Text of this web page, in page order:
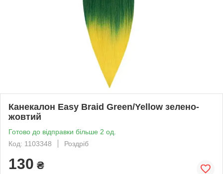
Канекалон Easy Braid Green/Yellow зелено-
жовтий
Готово до відправки більше 2 од.
Код: 1103348
Роздріб
130 ₴